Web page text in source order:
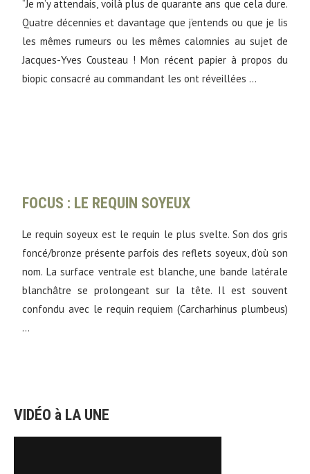
“Je m’y attendais, voilà plus de quarante ans que cela dure.
Quatre décennies et davantage que j’entends ou que je lis
les mêmes rumeurs ou les mêmes calomnies au sujet de
Jacques-Yves Cousteau ! Mon récent papier à propos du
biopic consacré au commandant les ont réveillées …
FOCUS : LE REQUIN SOYEUX
Le requin soyeux est le requin le plus svelte. Son dos gris
foncé/bronze présente parfois des reflets soyeux, d’où son
nom. La surface ventrale est blanche, une bande latérale
blanchâtre se prolongeant sur la tête. Il est souvent
confondu avec le requin requiem (Carcharhinus plumbeus)
…
VIDÉO à LA UNE